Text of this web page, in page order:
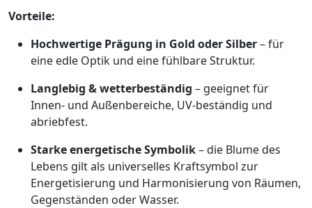
Vorteile:
Hochwertige Prägung in Gold oder Silber– für
eine edle Optik und eine fühlbare Struktur.
Langlebig & wetterbeständig – geeignet für
Innen- und Außenbereiche, UV-beständig und
abriebfest.
Starke energetische Symbolik– die Blume des
Lebens gilt als universelles Kraftsymbol zur
Energetisierung und Harmonisierung von Räumen,
Gegenständen oder Wasser.